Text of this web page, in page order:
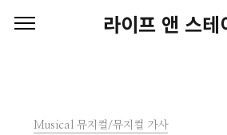
라이프 앤 스테
Musical 뮤지컬/뮤지컬 가사